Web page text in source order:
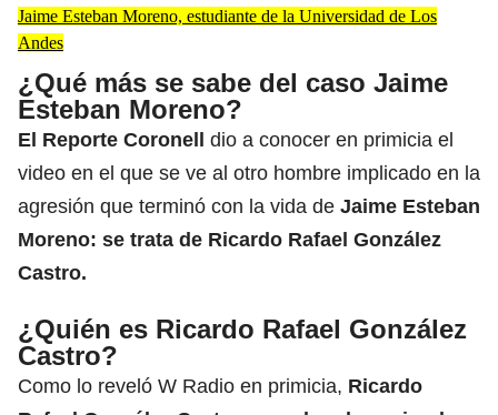
Jaime Esteban Moreno, estudiante de la Universidad de Los
Andes
¿Qué más se sabe del caso Jaime
Esteban Moreno?
El Reporte Coronell dio a conocer en primicia el
video en el que se ve al otro hombre implicado en la
agresión que terminó con la vida de Jaime Esteban
Moreno: se trata de Ricardo Rafael González
Castro.
¿Quién es Ricardo Rafael González
Castro?
Como lo reveló W Radio en primicia, Ricardo